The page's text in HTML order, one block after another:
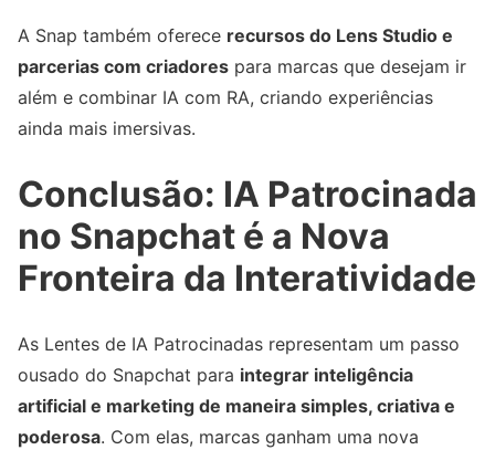
A Snap também oferece recursos do Lens Studio e
parcerias com criadores para marcas que desejam ir
além e combinar IA com RA, criando experiências
ainda mais imersivas.
Conclusão: IA Patrocinada
no Snapchat é a Nova
Fronteira da Interatividade
As Lentes de IA Patrocinadas representam um passo
ousado do Snapchat para integrar inteligência
artificial e marketing de maneira simples, criativa e
poderosa. Com elas, marcas ganham uma nova